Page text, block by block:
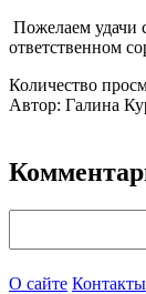
Пожелаем удачи
ответственном
Количество
Автор: Галина
О сайте Контакты